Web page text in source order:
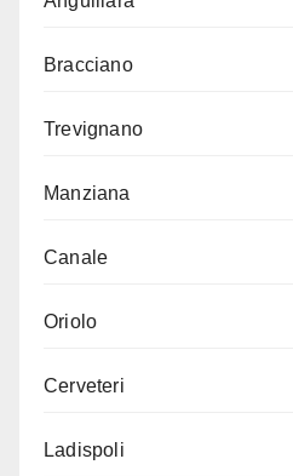
Bracciano
Trevignano
Manziana
Canale
Oriolo
Cerveteri
Ladispoli